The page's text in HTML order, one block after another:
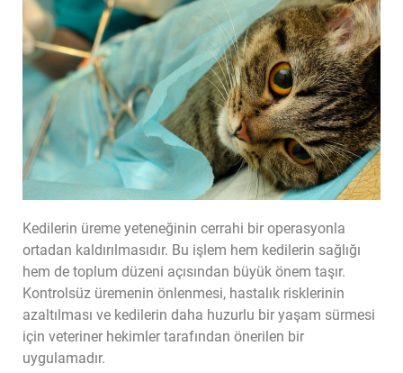
Kedilerin üreme yeteneğinin cerrahi bir operasyonla
ortadan kaldırılmasıdır. Bu işlem hem kedilerin sağlığı
hem de toplum düzeni açısından büyük önem taşır.
Kontrolsüz üremenin önlenmesi, hastalık risklerinin
azaltılması ve kedilerin daha huzurlu bir yaşam sürmesi
için veteriner hekimler tarafından önerilen bir
uygulamadır.